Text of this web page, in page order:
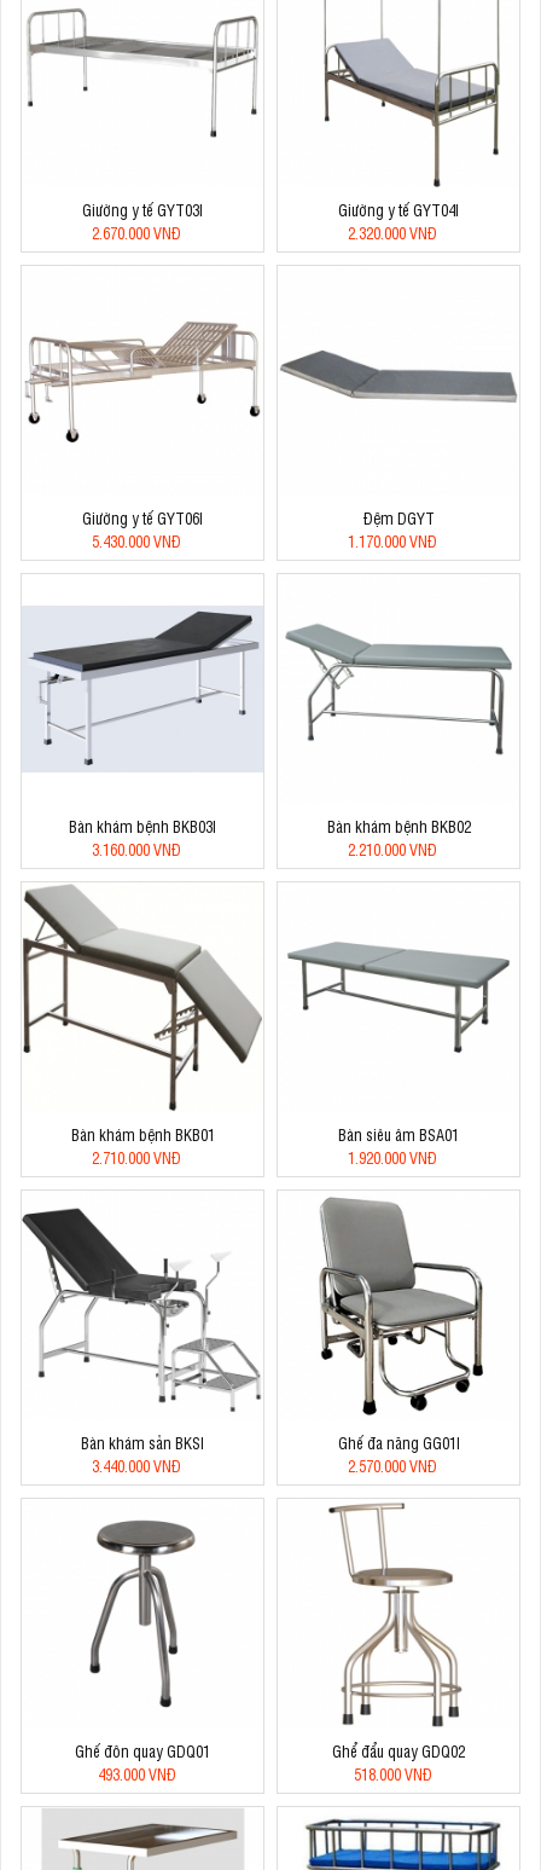
Giường y tế GYT03I
2.670.000 VNĐ
Giường y tế GYT04I
2.320.000 VNĐ
Giường y tế GYT06I
5.430.000 VNĐ
Đệm DGYT
1.170.000 VNĐ
Bàn khám bệnh BKB03I
3.160.000 VNĐ
Bàn khám bệnh BKB02
2.210.000 VNĐ
Bàn khám bệnh BKB01
2.710.000 VNĐ
Bàn siêu âm BSA01
1.920.000 VNĐ
Bàn khám sản BKSI
3.440.000 VNĐ
Ghế đa năng GG01I
2.570.000 VNĐ
Ghế đôn quay GDQ01
493.000 VNĐ
Ghể đẩu quay GDQ02
518.000 VNĐ